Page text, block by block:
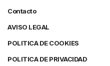
Contacto
AVISO LEGAL
POLITICA DE COOKIES
POLITICA DE PRIVACIDAD